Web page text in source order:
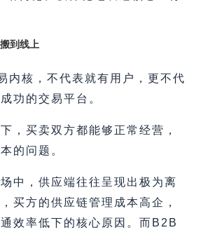
到线上
内核，不代表就有用户，更不代
功的交易平台。
，买卖双方都能够正常经营，
的问题。
中，供应端往往呈现出极为离
买方的供应链管理成本高企，
效率低下的核心原因。而B2B